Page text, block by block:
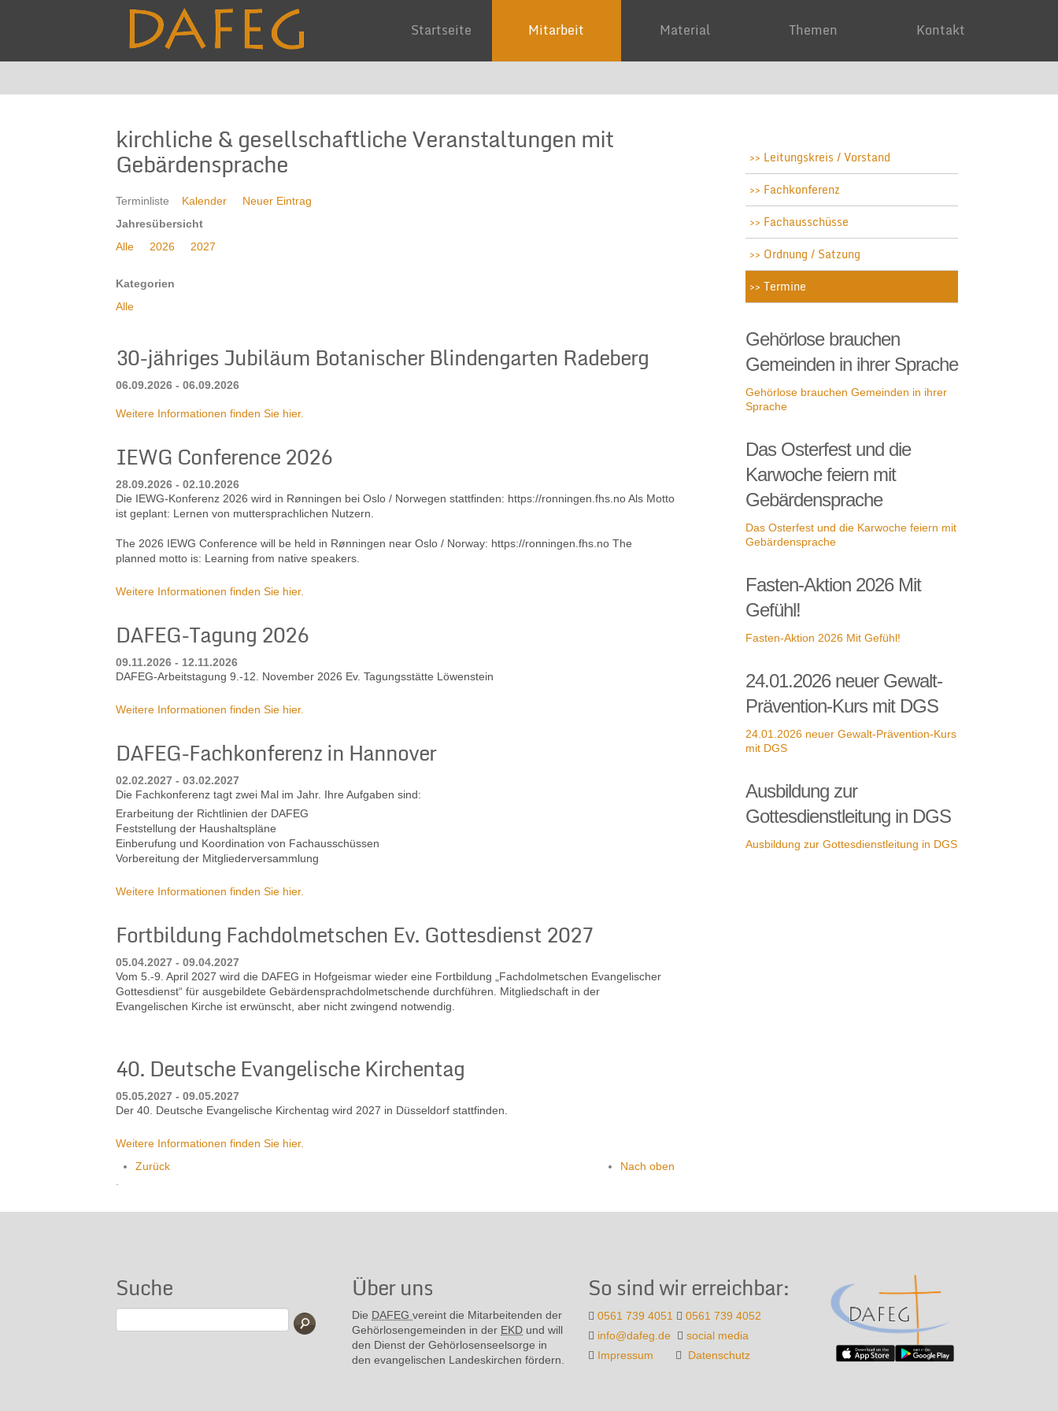
Startseite Mitarbeit Material Themen Kontakt
kirchliche & gesellschaftliche Veranstaltungen mit
Gebärdensprache
Terminliste Kalender
Neuer Eintrag
Jahresübersicht
Alle
2026 2027
Kategorien
Alle
30-jähriges Jubiläum Botanischer Blindengarten Radeberg
06.09.2026 - 06.09.2026
Weitere Informationen finden Sie hier.
IEWG Conference 2026
28.09.2026 - 02.10.2026
Die IEWG-Konferenz 2026 wird in Rønningen bei Oslo / Norwegen stattfinden: https://ronningen.fhs.no Als Motto
ist geplant: Lernen von muttersprachlichen Nutzern.
The 2026 IEWG Conference will be held in Rønningen near Oslo / Norway: https://ronningen.fhs.no The
planned motto is: Learning from native speakers.
Weitere Informationen finden Sie hier.
DAFEG-Tagung 2026
09.11.2026 - 12.11.2026
DAFEG-Arbeitstagung 9.-12. November 2026 Ev. Tagungsstätte Löwenstein
Weitere Informationen finden Sie hier.
DAFEG-Fachkonferenz in Hannover
02.02.2027 - 03.02.2027
Die Fachkonferenz tagt zwei Mal im Jahr. Ihre Aufgaben sind:
Erarbeitung der Richtlinien der DAFEG
Feststellung der Haushaltspläne
Einberufung und Koordination von Fachausschüssen
Vorbereitung der Mitgliederversammlung
Weitere Informationen finden Sie hier.
Fortbildung Fachdolmetschen Ev. Gottesdienst 2027
05.04.2027 - 09.04.2027
Vom 5.-9. April 2027 wird die DAFEG in Hofgeismar wieder eine Fortbildung „Fachdolmetschen Evangelischer
Gottesdienst“ für ausgebildete Gebärdensprachdolmetschende durchführen. Mitgliedschaft in der
Evangelischen Kirche ist erwünscht, aber nicht zwingend notwendig.
40. Deutsche Evangelische Kirchentag
05.05.2027 - 09.05.2027
Der 40. Deutsche Evangelische Kirchentag wird 2027 in Düsseldorf stattfinden.
Weitere Informationen finden Sie hier.
Zurück
Nach oben
Leitungskreis / Vorstand
Fachkonferenz
Fachausschüsse
Ordnung / Satzung
Termine
Gehörlose brauchen
Gemeinden in ihrer Sprache
Gehörlose brauchen Gemeinden in ihrer
Sprache
Das Osterfest und die
Karwoche feiern mit
Gebärdensprache
Das Osterfest und die Karwoche feiern mit
Gebärdensprache
Fasten-Aktion 2026 Mit
Gefühl!
Fasten-Aktion 2026 Mit Gefühl!
24.01.2026 neuer Gewalt-
Prävention-Kurs mit DGS
24.01.2026 neuer Gewalt-Prävention-Kurs
mit DGS
Ausbildung zur
Gottesdienstleitung in DGS
Ausbildung zur Gottesdienstleitung in DGS
Suche Über uns
Die DAFEG vereint die Mitarbeitenden der
Gehör­losen­gemeinden in der EKD und will
den Dienst der Gehör­losen­seel­sorge in
den evange­lischen Landes­kirchen fördern.
So sind wir erreichbar:
0561 739 4051
0561 739 4052
info@dafeg.de
social media
Impressum
Datenschutz